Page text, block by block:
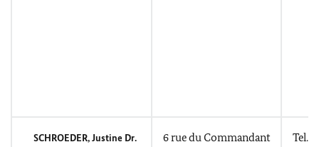
SCHROEDER, Justine Dr. 6rue du Commandant
Tel.: